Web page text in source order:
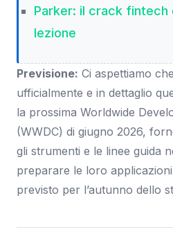
Parker: il crack fintech
lezione
Previsione: Ci aspettiamo
ufficialmente e in dettaglio
la prossima Worldwide
(WWDC) di giugno 2026,
gli strumenti e le linee guida
preparare le loro
previsto per l’autunno dello